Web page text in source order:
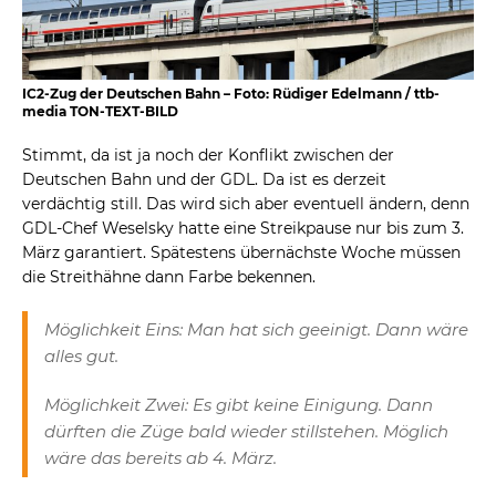
IC2-Zug der Deutschen Bahn – Foto: Rüdiger Edelmann / ttb-
media TON-TEXT-BILD
Stimmt, da ist ja noch der Konflikt zwischen der
Deutschen Bahn und der GDL. Da ist es derzeit
verdächtig still. Das wird sich aber eventuell ändern, denn
GDL-Chef Weselsky hatte eine Streikpause nur bis zum 3.
März garantiert. Spätestens übernächste Woche müssen
die Streithähne dann Farbe bekennen.
Möglichkeit Eins: Man hat sich geeinigt. Dann wäre
alles gut.
Möglichkeit Zwei: Es gibt keine Einigung. Dann
dürften die Züge bald wieder stillstehen. Möglich
wäre das bereits ab 4. März.